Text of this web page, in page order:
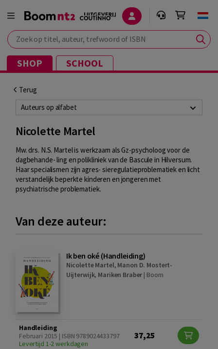
Zoek op titel, auteur, trefwoord of ISBN
SHOP SCHOOL
Terug
Auteurs op alfabet
Nicolette Martel
Mw. drs. N.S. Martel is werkzaam als Gz-psycholoog voor de
dagbehande- ling en polikliniek van de Bascule in Hilversum.
Haar specialismen zijn agres- sieregulatieproblematiek en licht
verstandelijk beperkte kinderen en jongeren met
psychiatrische problematiek.
Van deze auteur:
Ik ben oké (Handleiding)
Nicolette Martel, Manon D. Mostert-
Uijterwijk, Mariken Braber | Boom
Handleiding
Februari 2015 | ISBN 9789024433797
Levertijd 1-2 werkdagen
37,25